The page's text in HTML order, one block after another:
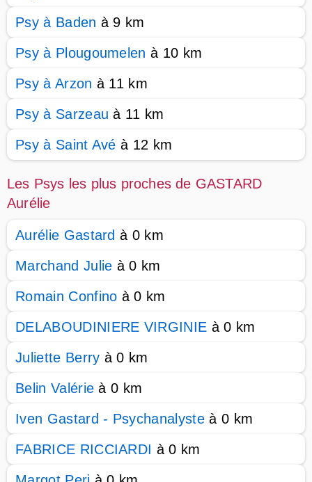
Psy à Baden à 9 km
Psy à Plougoumelen à 10 km
Psy à Arzon à 11 km
Psy à Sarzeau à 11 km
Psy à Saint Avé à 12 km
Les Psys les plus proches de GASTARD
Aurélie
Aurélie Gastard à 0 km
Marchand Julie à 0 km
Romain Confino à 0 km
DELABOUDINIERE VIRGINIE à 0 km
Juliette Berry à 0 km
Belin Valérie à 0 km
Iven Gastard - Psychanalysteà 0 km
FABRICE RICCIARDI à 0 km